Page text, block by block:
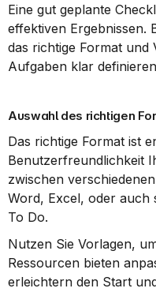
Eine gut geplante
effektiven Ergebnissen.
das richtige Format und
Aufgaben klar
Auswahl des richtigen
Das richtige Format ist
Benutzerfreundlichkeit
zwischen
Word, Excel, oder auch
To Do.
Nutzen Sie Vorlagen,
Ressourcen bieten
erleichtern den Start